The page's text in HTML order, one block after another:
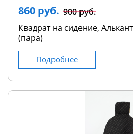
860 руб. 900 руб.
Квадрат на сидение,
(пара)
Подробнее